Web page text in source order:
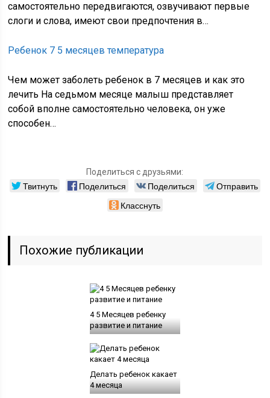
самостоятельно передвигаются, озвучивают первые
слоги и слова, имеют свои предпочтения в…
Ребенок 7 5 месяцев температура
Чем может заболеть ребенок в 7 месяцев и как это
лечить На седьмом месяце малыш представляет
собой вполне самостоятельно человека, он уже
способен…
Поделиться с друзьями:
Твитнуть Поделиться Поделиться
Отправить
Класснуть
Похожие публикации
4 5 Месяцев ребенку
развитие и питание
Делать ребенок какает
4 месяца